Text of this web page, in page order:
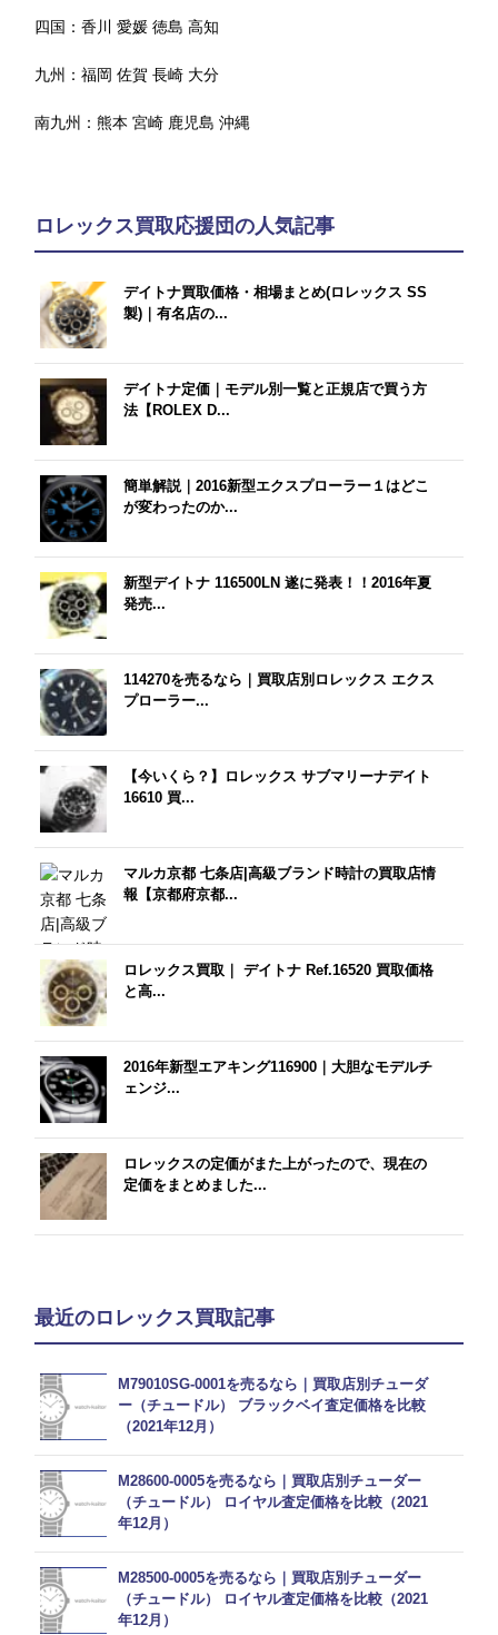
四国：香川 愛媛 徳島 高知
九州：福岡 佐賀 長崎 大分
南九州：熊本 宮崎 鹿児島 沖縄
ロレックス買取応援団の人気記事
デイトナ買取価格・相場まとめ(ロレックス SS
製)｜有名店の...
デイトナ定価｜モデル別一覧と正規店で買う方
法【ROLEX D...
簡単解説｜2016新型エクスプローラー１はどこ
が変わったのか...
新型デイトナ 116500LN 遂に発表！！2016年夏
発売...
114270を売るなら｜買取店別ロレックス エクス
プローラー...
【今いくら？】ロレックス サブマリーナデイト
16610 買...
マルカ京都 七条店|高級ブランド時計の買取店情
報【京都府京都...
ロレックス買取｜ デイトナ Ref.16520 買取価格
と高...
2016年新型エアキング116900｜大胆なモデルチ
ェンジ...
ロレックスの定価がまた上がったので、現在の
定価をまとめました...
最近のロレックス買取記事
M79010SG-0001を売るなら｜買取店別チューダ
ー（チュードル） ブラックベイ査定価格を比較
（2021年12月）
M28600-0005を売るなら｜買取店別チューダー
（チュードル） ロイヤル査定価格を比較（2021
年12月）
M28500-0005を売るなら｜買取店別チューダー
（チュードル） ロイヤル査定価格を比較（2021
年12月）